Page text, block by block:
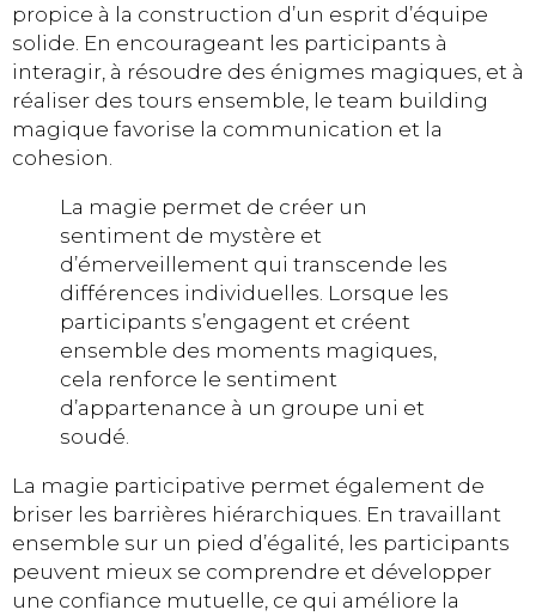
propice à la construction d’un esprit d’équipe
solide. En encourageant les participants à
interagir, à résoudre des énigmes magiques, et à
réaliser des tours ensemble, le team building
magique favorise la communication et la
cohesion.
La magie permet de créer un
sentiment de mystère et
d’émerveillement qui transcende les
différences individuelles. Lorsque les
participants s’engagent et créent
ensemble des moments magiques,
cela renforce le sentiment
d’appartenance à un groupe uni et
soudé.
La magie participative permet également de
briser les barrières hiérarchiques. En travaillant
ensemble sur un pied d’égalité, les participants
peuvent mieux se comprendre et développer
une confiance mutuelle, ce qui améliore la